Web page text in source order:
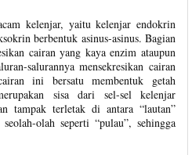
kelenjar, yaitu kelenjar endokrin
berbentuk asinus-asinus. Bagian
cairan yang kaya enzim ataupun
salurannya mensekresikan cairan
ini bersatu membentuk getah
sisa dari sel-sel kelenjar
tampak terletak di antara “lautan”
olah seperti “pulau”, sehingga